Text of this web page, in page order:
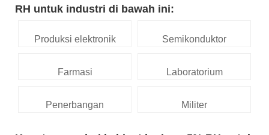
RH untuk industri di bawah ini:
Produksi elektronik Semikonduktor
Farmasi Laboratorium
Penerbangan Militer